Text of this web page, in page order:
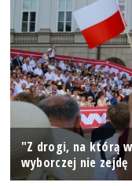
"Z drogi, na którą
wyborczej nie